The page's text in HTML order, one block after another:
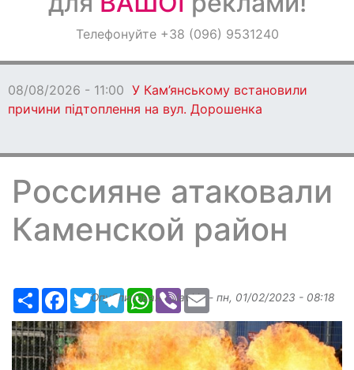
ОголошенняТелефонуйте +38 (096) 9531240
08/08/2026 - 11:00 У Кам’янському встановили
причини підтоплення на вул. Дорошенка
Россияне атаковали
Каменской район
РесурсFacebook
TwitterTelegramWhatsApp
ViberEmail
Опубликованоslavkin - пн, 01/02/2023 - 08:18